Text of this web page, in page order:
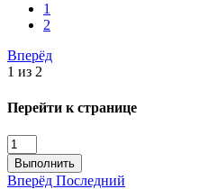
1
2
Вперёд
1 из 2
Перейти к странице
Выполнить
Вперёд Последний